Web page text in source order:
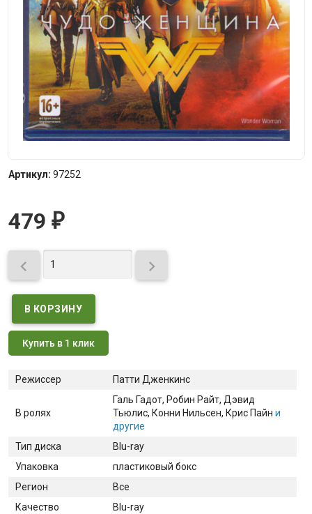
Артикул: 97252
479 ₽
 
Купить в 1 клик
Режиссер Патти Дженкинс
В ролях
Галь Гадот, Робин Райт, Дэвид
Тьюлис, Конни Нильсен, Крис Пайн и
другие
Тип диска
Blu-ray
Упаковка
пластиковый бокс
Регион
Все
Качество
Blu-ray